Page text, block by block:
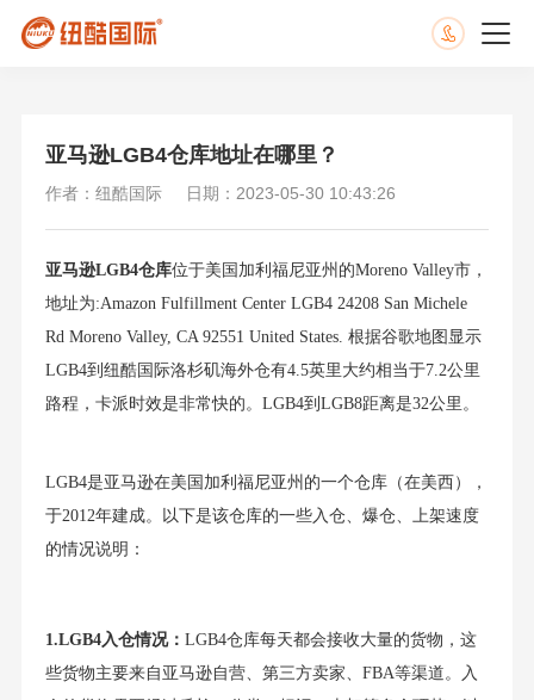
亚马逊LGB4仓库地址在哪里？
作者：纽酷国际 日期：2023-05-30 10:43:26
亚马逊LGB4仓库位于美国加利福尼亚州的Moreno Valley市，
地址为:Amazon Fulfillment Center LGB4 24208 San Michele
Rd Moreno Valley, CA 92551 United States. 根据谷歌地图显示
LGB4到纽酷国际洛杉矶海外仓有4.5英里大约相当于7.2公里
路程，卡派时效是非常快的。LGB4到LGB8距离是32公里。
LGB4是亚马逊在美国加利福尼亚州的一个仓库（在美西），
于2012年建成。以下是该仓库的一些入仓、爆仓、上架速度
的情况说明：
1.LGB4入仓情况： LGB4仓库每天都会接收大量的货物，这
些货物主要来自亚马逊自营、第三方卖家、FBA等渠道。入